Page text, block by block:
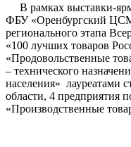
В рамках выставки-
ФБУ «Оренбургский
регионального этапа
«100 лучших товаров
«Продовольственные
– технического
населения» лауреатами
области, 4 предприятия
«Производственные